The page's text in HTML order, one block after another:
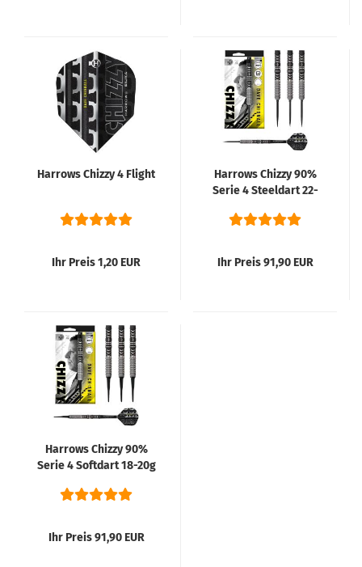
Harrows Chizzy 4 Flight
Ihr Preis 1,20 EUR
Harrows Chizzy 90%
Serie 4 Steeldart 22-
Ihr Preis 91,90 EUR
Harrows Chizzy 90%
Serie 4 Softdart 18-20g
Ihr Preis 91,90 EUR